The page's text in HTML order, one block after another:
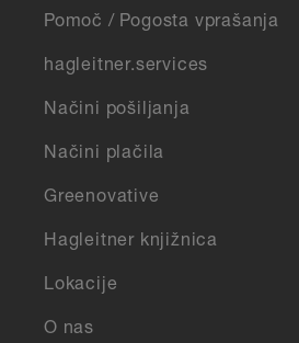
Pomoč / Pogosta vprašanja
hagleitner.services
Načini pošiljanja
Načini plačila
Greenovative
Hagleitner knjižnica
Lokacije
O nas